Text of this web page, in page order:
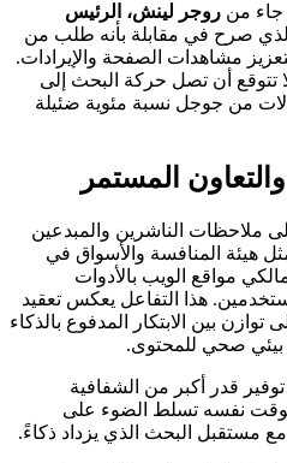
جاء من روجر لينش، الرئيس
صرح في مقابلة بأنه طلب من
مشاهدات الصفحة والإيرادات.
تتوقع أن تصل حركة البحث إلى
من جوجل نسبة مئوية ضئيلة
المستمر
ملاحظات الناشرين والمبدعين
هيئة المنافسة والأسواق في
مواقع الويب بالأدوات
هذا التفاعل يعكس تعقيد
توازن بين الابتكار المدفوع بالذكاء
بيئي صحي للمحتوى.
قدر أكبر من الشفافية
نفسه تسلط الضوء على
مستقبل البحث الذي يزداد ذكاءً.